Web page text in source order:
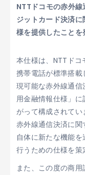
NTTドコモの赤外
ジットカード決済
様を提供したことを
本仕様は、NTTド
携帯電話が標準搭
現可能な赤外線通
用金融情報仕様」
がって構成されてい
赤外線通信決済に
自体に新たな機能
行うための仕様を策
また、この度の商